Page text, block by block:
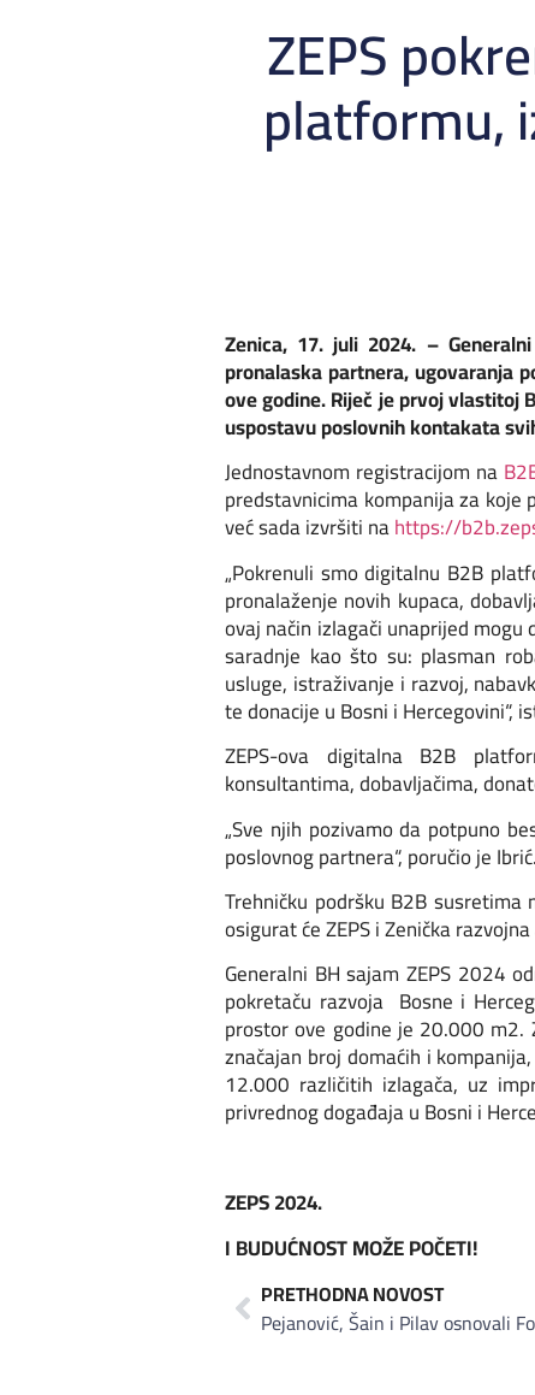
ZEPS
platformu,
Zenica, 17. juli 2024. –
pronalaska partnera, ugovaranja
ove godine. Riječ je prvoj vlastitoj
uspostavu poslovnih kontakata
Jednostavnom registracijom na
predstavnicima kompanija za
već sada izvršiti nahttps://
„Pokrenuli smo digitalnu B2B
pronalaženje novih kupaca,
ovaj način izlagači unaprijed
saradnje kao što su: plasman
usluge, istraživanje i razvoj,
te donacije u Bosni i Hercegovini“,
ZEPS-ova digitalna B2B
konsultantima, dobavljačima,
„Sve njih pozivamo da potpuno
poslovnog partnera“, poručio je Ibrić.
Trehničku podršku B2B
osigurat će ZEPS i Zenička
Generalni BH sajam ZEPS 2024
pokretaču razvoja Bosne i
prostor ove godine je 20.000 m2.
značajan broj domaćih i
12.000 različitih izlagača, uz
privrednog događaja u Bosni i
ZEPS 2024.
I BUDUĆNOST MOŽE POČETI!
PRETHODNA NOVOST
Pejanović, Šain i Pilav osnovali